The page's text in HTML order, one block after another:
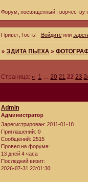
Форум, посвященный творчеству
Привет, Гость! Войдитеили
»ЭДИТА ПЬЕХА »
Страница:« 1 20 21 22 23
Admin
Администратор
Зарегистрирован: 2011-01-18
Приглашений: 0
Сообщений: 2515
Провел на форуме:
13 дней 4 часа
Последний визит:
2026-07-31 23:01:30